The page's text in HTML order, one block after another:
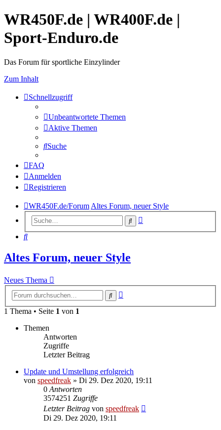
WR450F.de | WR400F.de |
Sport-Enduro.de
Das Forum für sportliche Einzylinder
Zum Inhalt
Schnellzugriff
Unbeantwortete Themen
Aktive Themen
Suche
FAQ
Anmelden
Registrieren
WR450F.de/Forum Altes Forum, neuer Style
Suche
Suche
Altes Forum, neuer Style
Neues Thema
Suche
1 Thema • Seite 1 von 1
Themen
Antworten
Zugriffe
Letzter Beitrag
Update und Umstellung erfolgreich
von speedfreak » Di 29. Dez 2020, 19:11
0 Antworten
3574251 Zugriffe
Letzter Beitrag von speedfreak
Di 29. Dez 2020, 19:11